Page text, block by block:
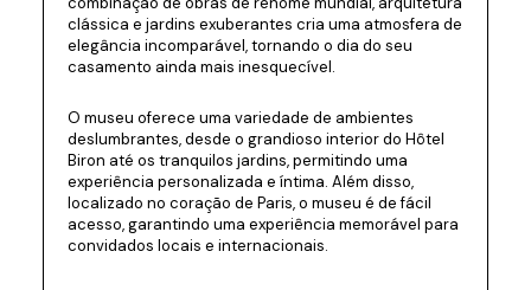
clássica e jardins exuberantes cria uma atmosfera de
elegância incomparável, tornando o dia do seu
casamento ainda mais inesquecível.
O museu oferece uma variedade de ambientes
deslumbrantes, desde o grandioso interior do Hôtel
Biron até os tranquilos jardins, permitindo uma
experiência personalizada e íntima. Além disso,
localizado no coração de Paris, o museu é de fácil
acesso, garantindo uma experiência memorável para
convidados locais e internacionais.